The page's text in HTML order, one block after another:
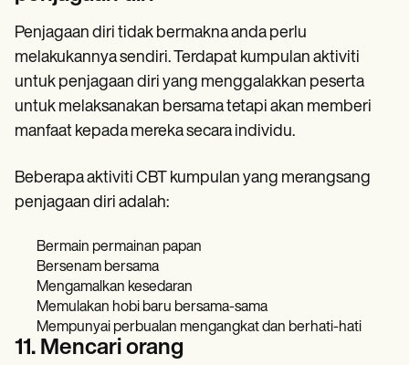
Penjagaan diri tidak bermakna anda perlu
melakukannya sendiri. Terdapat kumpulan aktiviti
untuk penjagaan diri yang menggalakkan peserta
untuk melaksanakan bersama tetapi akan memberi
manfaat kepada mereka secara individu.
Beberapa aktiviti CBT kumpulan yang merangsang
penjagaan diri adalah:
Bermain permainan papan
Bersenam bersama
Mengamalkan kesedaran
Memulakan hobi baru bersama-sama
Mempunyai perbualan mengangkat dan berhati-hati
11. Mencari orang